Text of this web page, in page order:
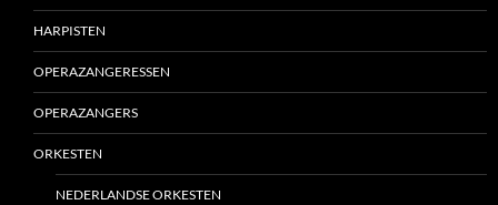
HARPISTEN
OPERAZANGERESSEN
OPERAZANGERS
ORKESTEN
NEDERLANDSE ORKESTEN